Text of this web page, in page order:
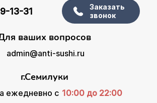
13-31
Заказать
звонок
ваших вопросов
admin@anti-sushi.ru
г.Семилуки
ежедневно с 10:00 до 22:00